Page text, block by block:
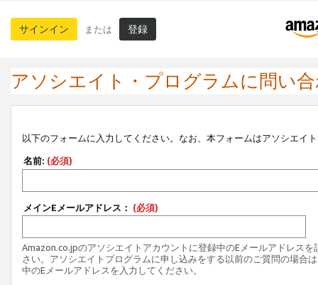
サインイン または 登録
アソシエイト・プログラムに問い
以下のフォームに入力してください。なお、本フォームはアソシエイ
名前: (必須)
メインEメールアドレス： (必須)
Amazon.co.jpのアソシエイトアカウントに登録中のEメールアドレスを
さい。アソシエイトプログラムに申し込みをする以前のご質問の場合
中のEメールアドレスを入力してください。